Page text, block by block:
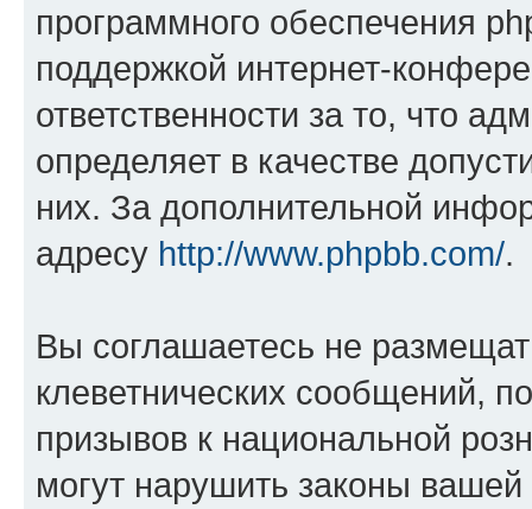
программного обеспечения
поддержкой интернет-
ответственности за то, что
определяет в качестве
них. За дополнительной
адресу http://www.phpbb.com/.
Вы соглашаетесь не
клеветнических сообщений,
призывов к национальной
могут нарушить законы